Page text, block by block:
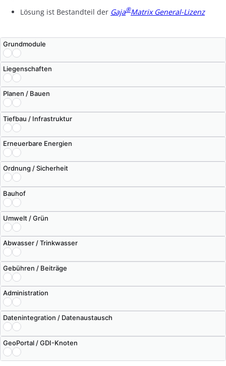
Lösung ist Bestandteil der Gaja®Matrix General-Lizenz
Grundmodule
Liegenschaften
Planen / Bauen
Tiefbau / Infrastruktur
Erneuerbare Energien
Ordnung / Sicherheit
Bauhof
Umwelt / Grün
Abwasser / Trinkwasser
Gebühren / Beiträge
Administration
Datenintegration / Datenaustausch
GeoPortal / GDI-Knoten